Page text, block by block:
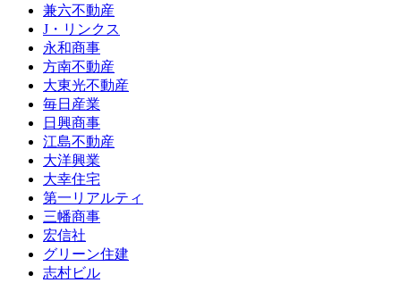
兼六不動産
J・リンクス
永和商事
方南不動産
大東光不動産
毎日産業
日興商事
江島不動産
大洋興業
大幸住宅
第一リアルティ
三幡商事
宏信社
グリーン住建
志村ビル